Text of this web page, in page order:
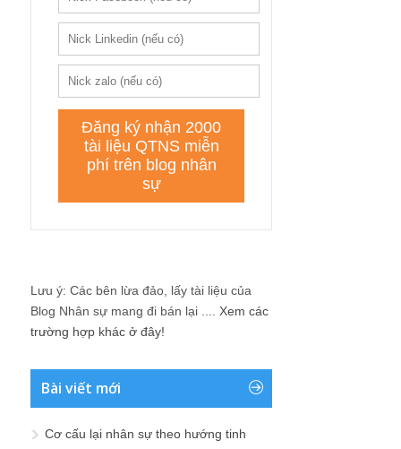
Lưu ý: Các bên lừa đảo, lấy tài liệu của
Blog Nhân sự mang đi bán lại .... Xem các
trường hợp khác ở đây!
Bài viết mới
Cơ cấu lại nhân sự theo hướng tinh